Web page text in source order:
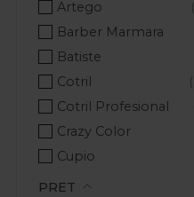
Artego
Barber Marmara
Batiste
Cotril
Cotril Profesional
Crazy Color
Cupio
Dr. Spiller
PRET